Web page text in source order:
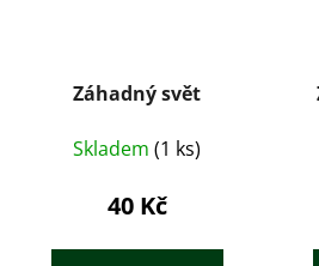
Záhadný svět
Skladem (1 ks)
40 Kč